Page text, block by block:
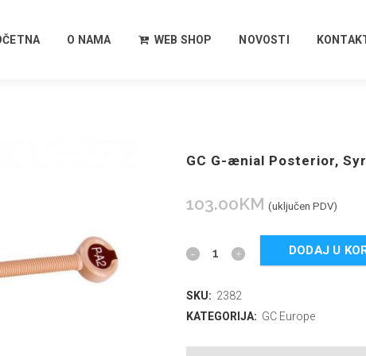
O NAMA WEB SHOP NOVOSTI
GC G-ænial Posterior,
103.00KM (uključen PDV)
DODAJ U
SKU: 2382
KATEGORIJA: GC Europe